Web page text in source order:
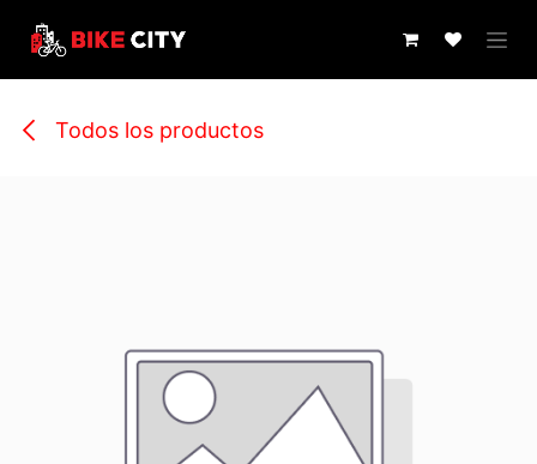
Todos los productos